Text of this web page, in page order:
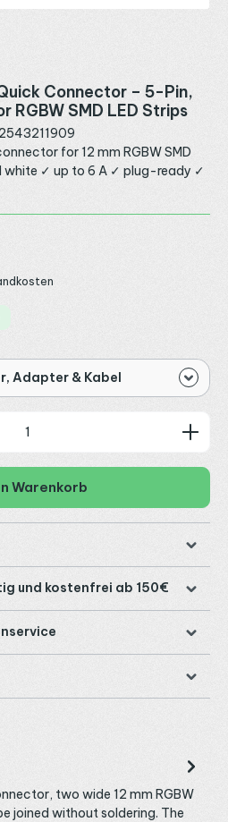
Connector – 5-Pin,
RGBW SMD LED Strips
for 12 mm RGBW SMD
✓ up to 6 A ✓ plug-ready ✓
Adapter & Kabel
den gewünschten Wert ein
Warenkorb
und kostenfrei ab 150€
two wide 12 mm RGBW
joined without soldering. The